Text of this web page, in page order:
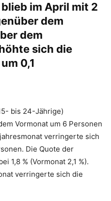
im April mit 2
dem
dem
sich die
0,1
bis 24-Jährige)
Vormonat um 6 Personen
verringerte sich
Die Quote der
1,8 % (Vormonat 2,1 %).
verringerte sich die